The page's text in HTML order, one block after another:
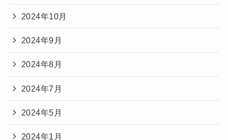
2024年10月
2024年9月
2024年8月
2024年7月
2024年5月
2024年1月